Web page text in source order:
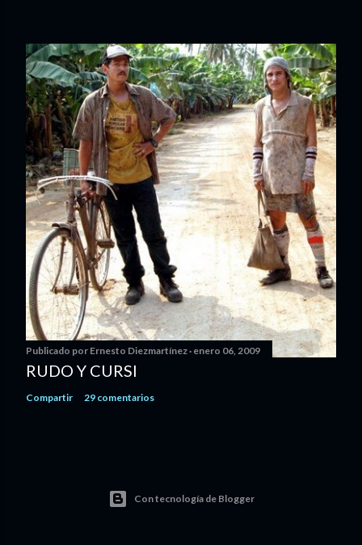
Publicado por Ernesto Diezmartínez enero 06, 2009
RUDO Y CURSI
Compartir 29 comentarios
Con tecnología de Blogger